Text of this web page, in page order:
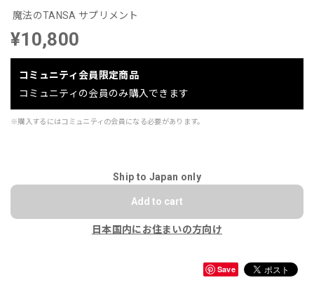
魔法のTANSA サプリメント
¥10,800
コミュニティ会員限定商品
コミュニティの会員のみ購入できます
※購入するにはコミュニティの会員になる必要があります。
Ship to Japan only
Add to cart
日本国内にお住まいの方向け
Save